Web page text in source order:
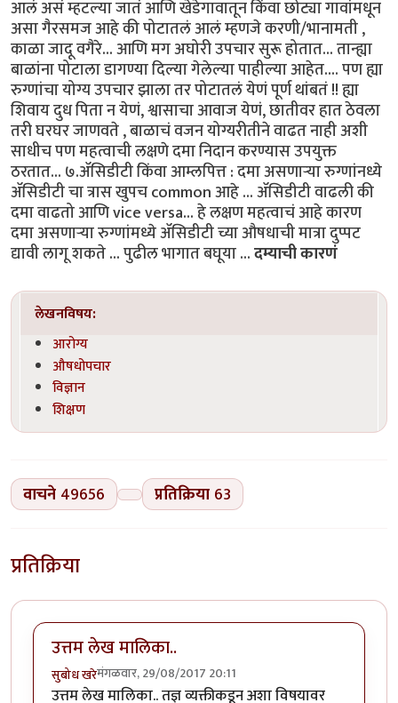
आलं असं म्हटल्या जातं आणि खेडेगावातून किंवा छोट्या गावांमधून
असा गैरसमज आहे की पोटातलं आलं म्हणजे करणी/भानामती ,
काळा जादू वगैरे... आणि मग अघोरी उपचार सुरू होतात... तान्ह्या
बाळांना पोटाला डागण्या दिल्या गेलेल्या पाहील्या आहेत.... पण ह्या
रुग्णांचा योग्य उपचार झाला तर पोटातलं येणं पूर्ण थांबतं !! ह्या
शिवाय दुध पिता न येणं, श्वासाचा आवाज येणं, छातीवर हात ठेवला
तरी घरघर जाणवते , बाळाचं वजन योग्यरीतीने वाढत नाही अशी
साधीच पण महत्वाची लक्षणे दमा निदान करण्यास उपयुक्त
ठरतात... ७.ॲसिडीटी किंवा आम्लपित्त : दमा असणाऱ्या रुग्णांनध्ये
ॲसिडीटी चा त्रास खुपच common आहे ... ॲसिडीटी वाढली की
दमा वाढतो आणि vice versa... हे लक्षण महत्वाचं आहे कारण
दमा असणाऱ्या रुग्णांमध्ये ॲसिडीटी च्या औषधाची मात्रा दुप्पट
द्यावी लागू शकते ... पुढील भागात बघूया ...दम्याची कारणं
लेखनविषय:
आरोग्य
औषधोपचार
विज्ञान
शिक्षण
वाचने 49656 प्रतिक्रिया 63
प्रतिक्रिया
उत्तम लेख मालिका..
सुबोध खरेमंगळवार, 29/08/2017 20:11
उत्तम लेख मालिका.. तज्ञ व्यक्तीकडून अशा विषयावर